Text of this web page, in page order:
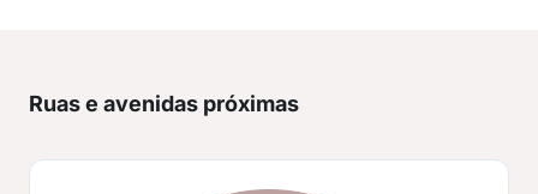
Ruas e avenidas próximas